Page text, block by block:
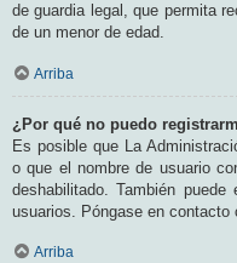
de guardia legal, que permita
de un menor de edad.
Arriba
¿Por qué no puedo
Es posible que La
o que el nombre de usuario
deshabilitado. También
usuarios. Póngase en contacto
Arriba